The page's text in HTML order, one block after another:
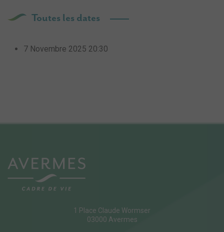
Toutes les dates
7 Novembre 2025 20:30
1 Place Claude Wormser
03000 Avermes